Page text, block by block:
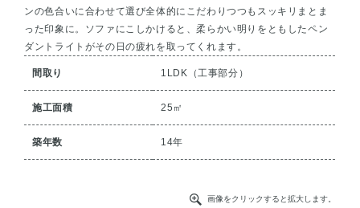
ンの色合いに合わせて選び全体的にこだわりつつもスッキリまとま
った印象に。ソファにこしかけると、柔らかい明りをともしたペン
ダントライトがその日の疲れを取ってくれます。
間取り 1LDK（工事部分）
施工面積 25㎡
築年数 14年
画像をクリックすると拡大します。